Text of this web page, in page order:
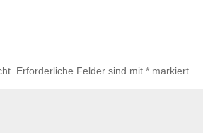
Erforderliche Felder sind mit* markiert